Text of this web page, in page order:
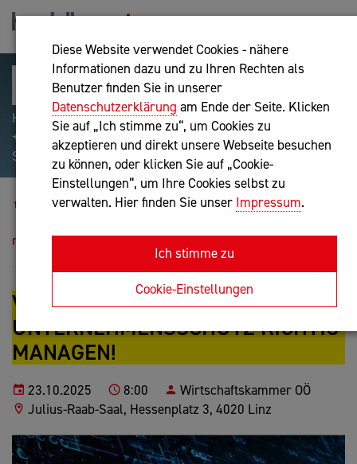
Diese Website verwendet Cookies - nähere
Informationen dazu und zu Ihren Rechten als
Benutzer finden Sie in unserer
Datenschutzerklärung am Ende der Seite. Klicken
Sie auf „Ich stimme zu“, um Cookies zu
akzeptieren und direkt unsere Webseite besuchen
zu können, oder klicken Sie auf „Cookie-
Einstellungen“, um Ihre Cookies selbst zu
verwalten. Hier finden Sie unser Impressum.
Ich stimme zu
Cookie-Einstellungen
Hilfreiche Suchparameter: Begriff einschließen:
+webshop, Begriff ausschließen: -webshop, Exakter
Suchbegriff: "internet of things"
Veranstaltungen
managen!
VERMÖGENS- UND
UNTERNEHMENSSCHUTZ RICHTIG
MANAGEN!
23.10.2025 8:00
Wirtschaftskammer OÖ
Julius-Raab-Saal, Hessenplatz 3, 4020 Linz